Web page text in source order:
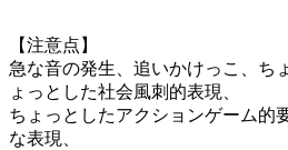
【注意点】
急な音の発生、追いかけっこ、ち
ょっとした社会風刺的表現、
ちょっとしたアクションゲーム的
な表現、